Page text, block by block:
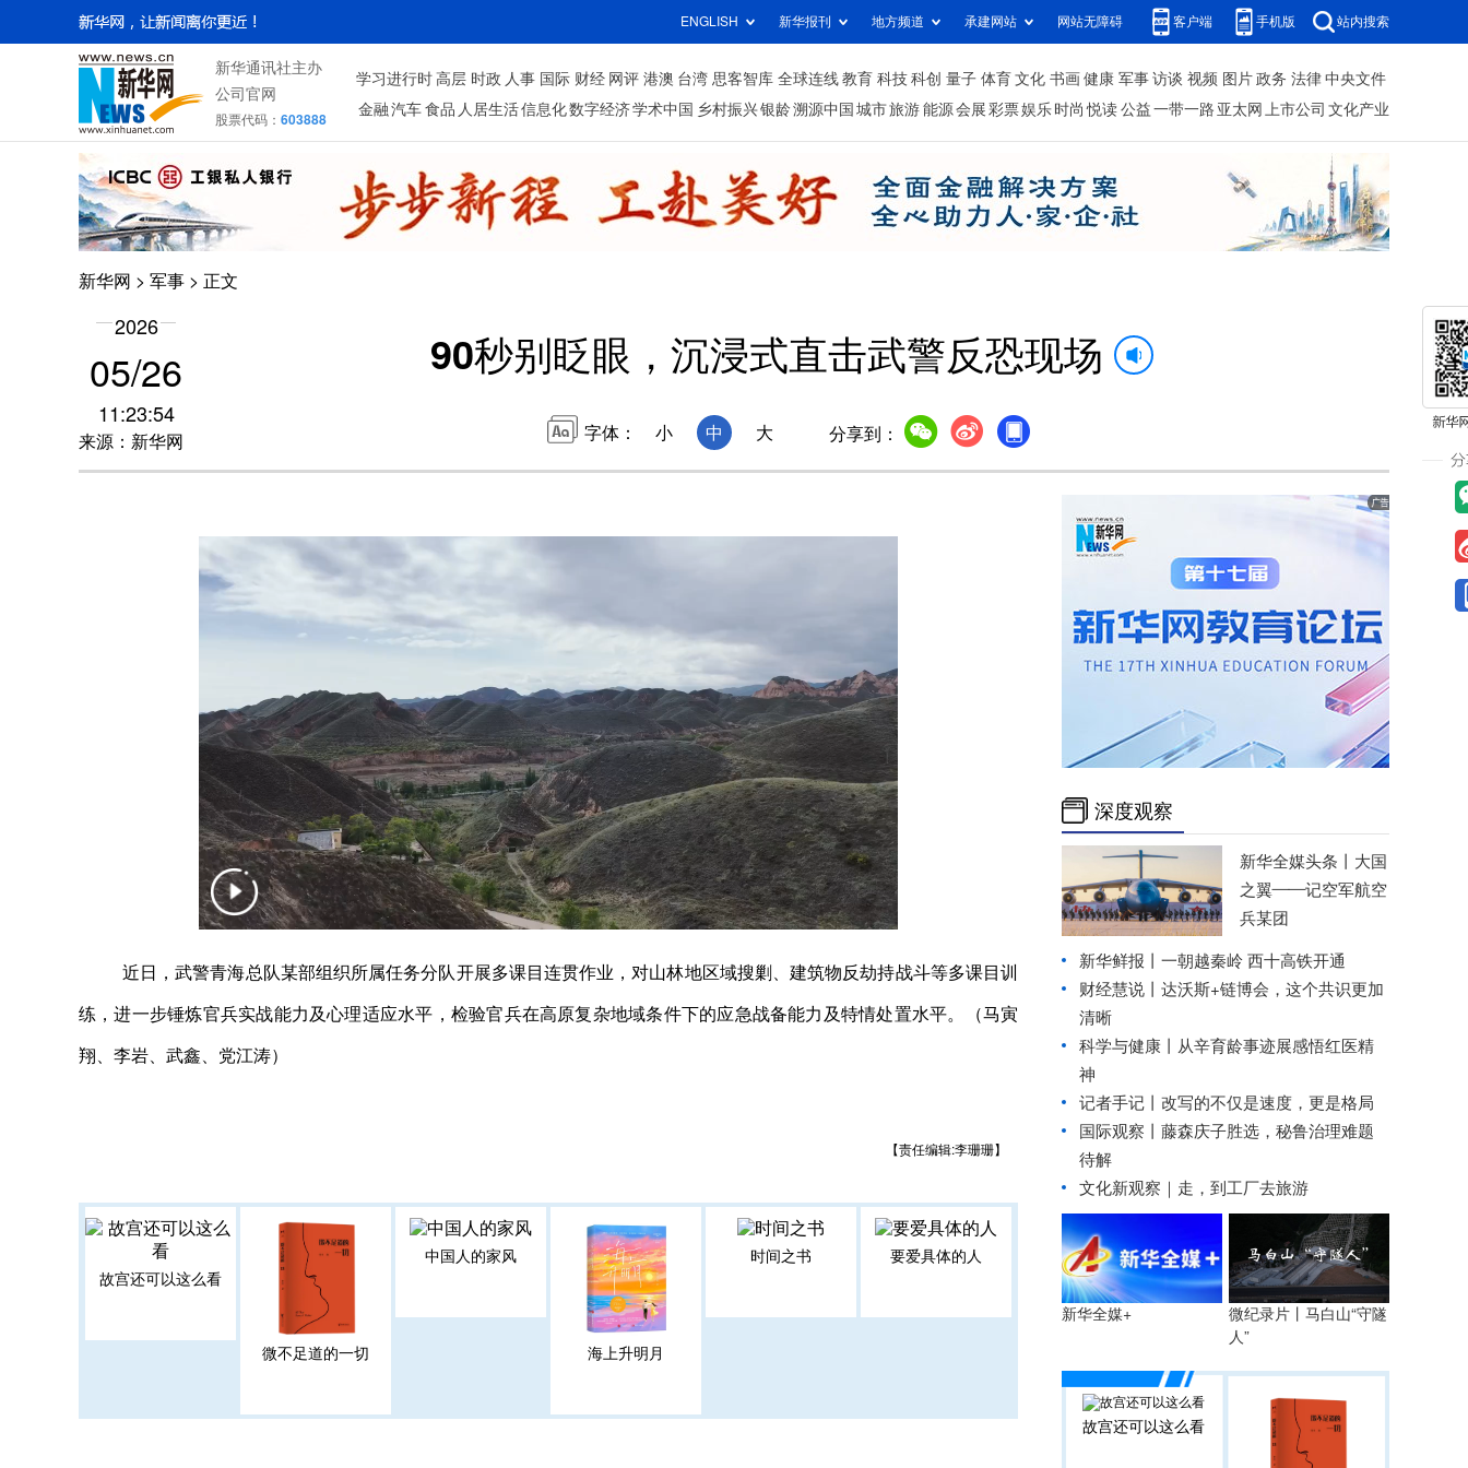
ENGLISH 新华报刊 地方频道 承建网站 网站无障碍 客户端 手机版 站内搜索
新华通讯社主办
公司官网
股票代码： 603888
学习进行时 高层 时政 人事 国际 财经 网评 港澳 台湾 思客智库 全球连线 教育 科技 科创 量子 体育 文化 书画 健康 军事 访谈 视频 图片 政务 法律 中央文件
金融 汽车 食品 人居生活信息化数字经济学术中国 乡村振兴银龄溯源中国 城市旅游 能源 会展 彩票娱乐 时尚 悦读 公益 一带一路 亚太网 上市公司 文化产业
新华网 > 军事 > 正文
2026
05/26
11:23:54
来源：新华网
90秒别眨眼，沉浸式直击武警反恐现场
字体： 小 中 大 分享到：
近日，武警青海总队某部组织所属任务分队开展多课目连贯作业，对山林地区域搜剿、建筑物反劫持战斗等多课目训
练，进一步锤炼官兵实战能力及心理适应水平，检验官兵在高原复杂地域条件下的应急战备能力及特情处置水平。（马寅
翔、李岩、武鑫、党江涛）
【责任编辑:李珊珊】
故宫还可以这么看
微不足道的一切
中国人的家风
海上升明月
时间之书 要爱具体的人
深度观察
新华全媒头条丨 大国
之翼——记空军航空
兵某团
新华鲜报丨一朝越秦岭 西十高铁开通
财经慧说丨达沃斯+链博会，这个共识更加
清晰
科学与健康丨从辛育龄事迹展感悟红医精
神
记者手记丨改写的不仅是速度，更是格局
国际观察丨 藤森庆子胜选，秘鲁治理难题
待解
文化新观察｜走，到工厂去旅游
新华全媒+
微纪录片丨马白山“守隧
人”
故宫还可以这么看